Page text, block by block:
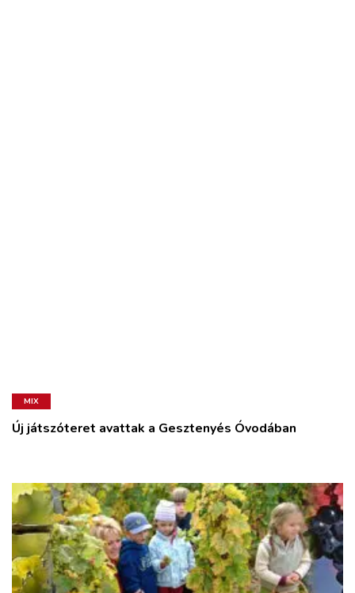
MIX
Új játszóteret avattak a Gesztenyés Óvodában